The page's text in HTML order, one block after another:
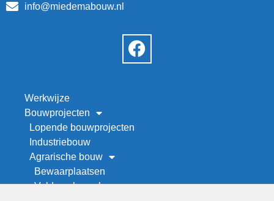
info@miedemabouw.nl
Werkwijze
Bouwprojecten
Lopende bouwprojecten
Industriebouw
Agrarische bouw
Bewaarplaatsen
Veld- en kapschuren